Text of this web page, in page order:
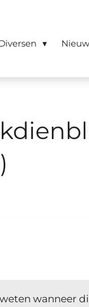
wanneer